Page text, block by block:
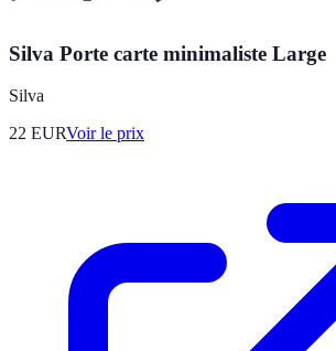
Silva Porte carte minimaliste Large
Silva
22 EURVoir le prix